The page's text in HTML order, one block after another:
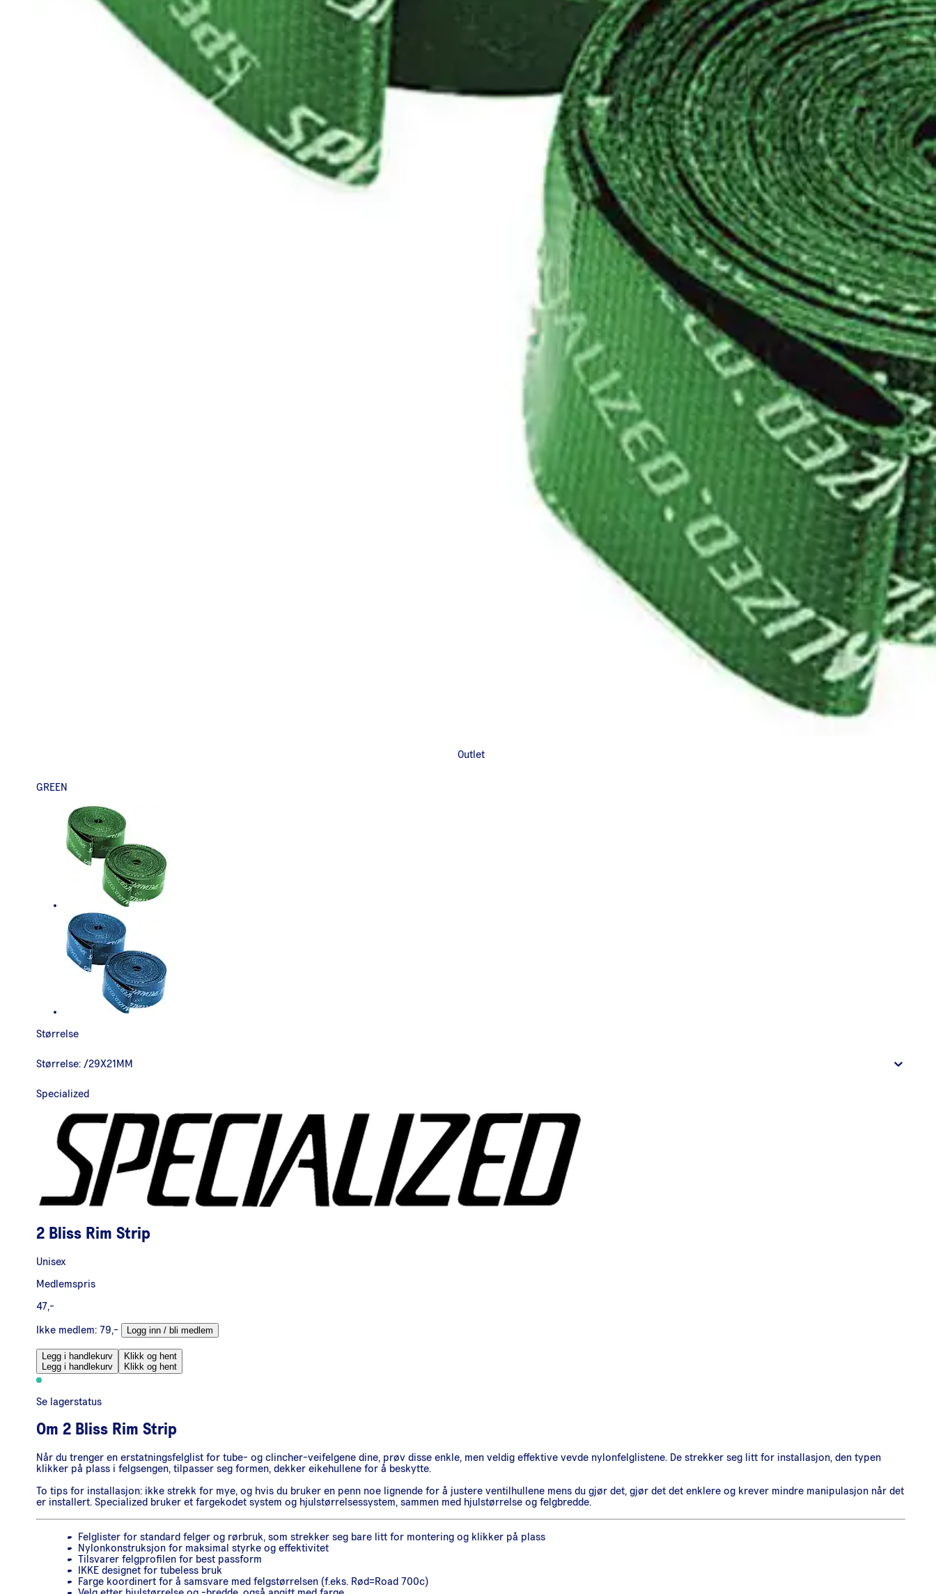
Outlet
GREEN
Størrelse
Størrelse: /29X21MM
Specialized
2 Bliss Rim Strip
Unisex
Medlemspris
47,-
Ikke medlem: 79,- Logg inn / bli medlem
Legg i handlekurv
Legg i handlekurv
Klikk og hent
Klikk og hent
Se lagerstatus
Om 2 Bliss Rim Strip
Når du trenger en erstatningsfelglist for tube- og clincher-veifelgene dine, prøv disse enkle, men veldig effektive vevde nylonfelglistene. De strekker seg litt for installasjon, den typen
klikker på plass i felgsengen, tilpasser seg formen, dekker eikehullene for å beskytte.
To tips for installasjon: ikke strekk for mye, og hvis du bruker en penn noe lignende for å justere ventilhullene mens du gjør det, gjør det det enklere og krever mindre manipulasjon når det
er installert. Specialized bruker et fargekodet system og hjulstørrelsessystem, sammen med hjulstørrelse og felgbredde.
Felglister for standard felger og rørbruk, som strekker seg bare litt for montering og klikker på plass
Nylonkonstruksjon for maksimal styrke og effektivitet
Tilsvarer felgprofilen for best passform
IKKE designet for tubeless bruk
Farge koordinert for å samsvare med felgstørrelsen (f.eks. Rød=Road 700c)